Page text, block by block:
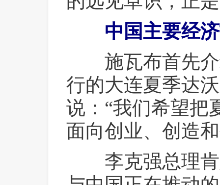
中国主要经
施瓦布首先介
行的大连夏季达
说：“我们希望把
面向创业、创造
李克强总理肯